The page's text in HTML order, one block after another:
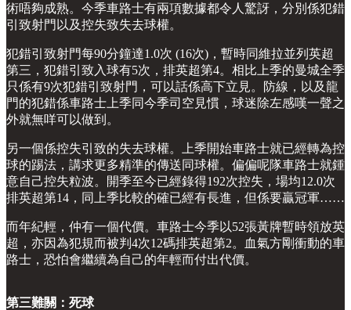
術唔夠成熟。今季車路士有兩項數據都令人驚訝，分別係犯錯
引致射門以及控失致失去球權。
犯錯引致射門每90分鐘達1.0次 (16次)，暫時同維拉並列英超
第三，犯錯引致入球有5次，排英超第4。相比上季的曼城全季
只係有9次犯錯引致射門，可以話係高下立見。防線，以及龍
門的犯錯係車路士上季同今季司空見慣，球迷除左感嘆一聲之
外就無咩可以做到。
另一個係控失引致的失去球權。上季開始車路士就已經轉為控
球的踢法，講求更多精準的傳送同球權。偏偏呢隊車路士就鍾
意自己控失粒波。開季至今已經錄得192次控失，場均12.0次
排英超第14，同上季比較的確已經有長進，但係要贏冠軍……
而年紀輕，仲有一個代價。車路士今季以52張黃牌暫時領放英
超，亦因為犯規而被判4次12碼排英超第2。血氣方剛衝動的車
路士，恐怕會繼續為自己的年輕而付出代價。
第三難關：死球